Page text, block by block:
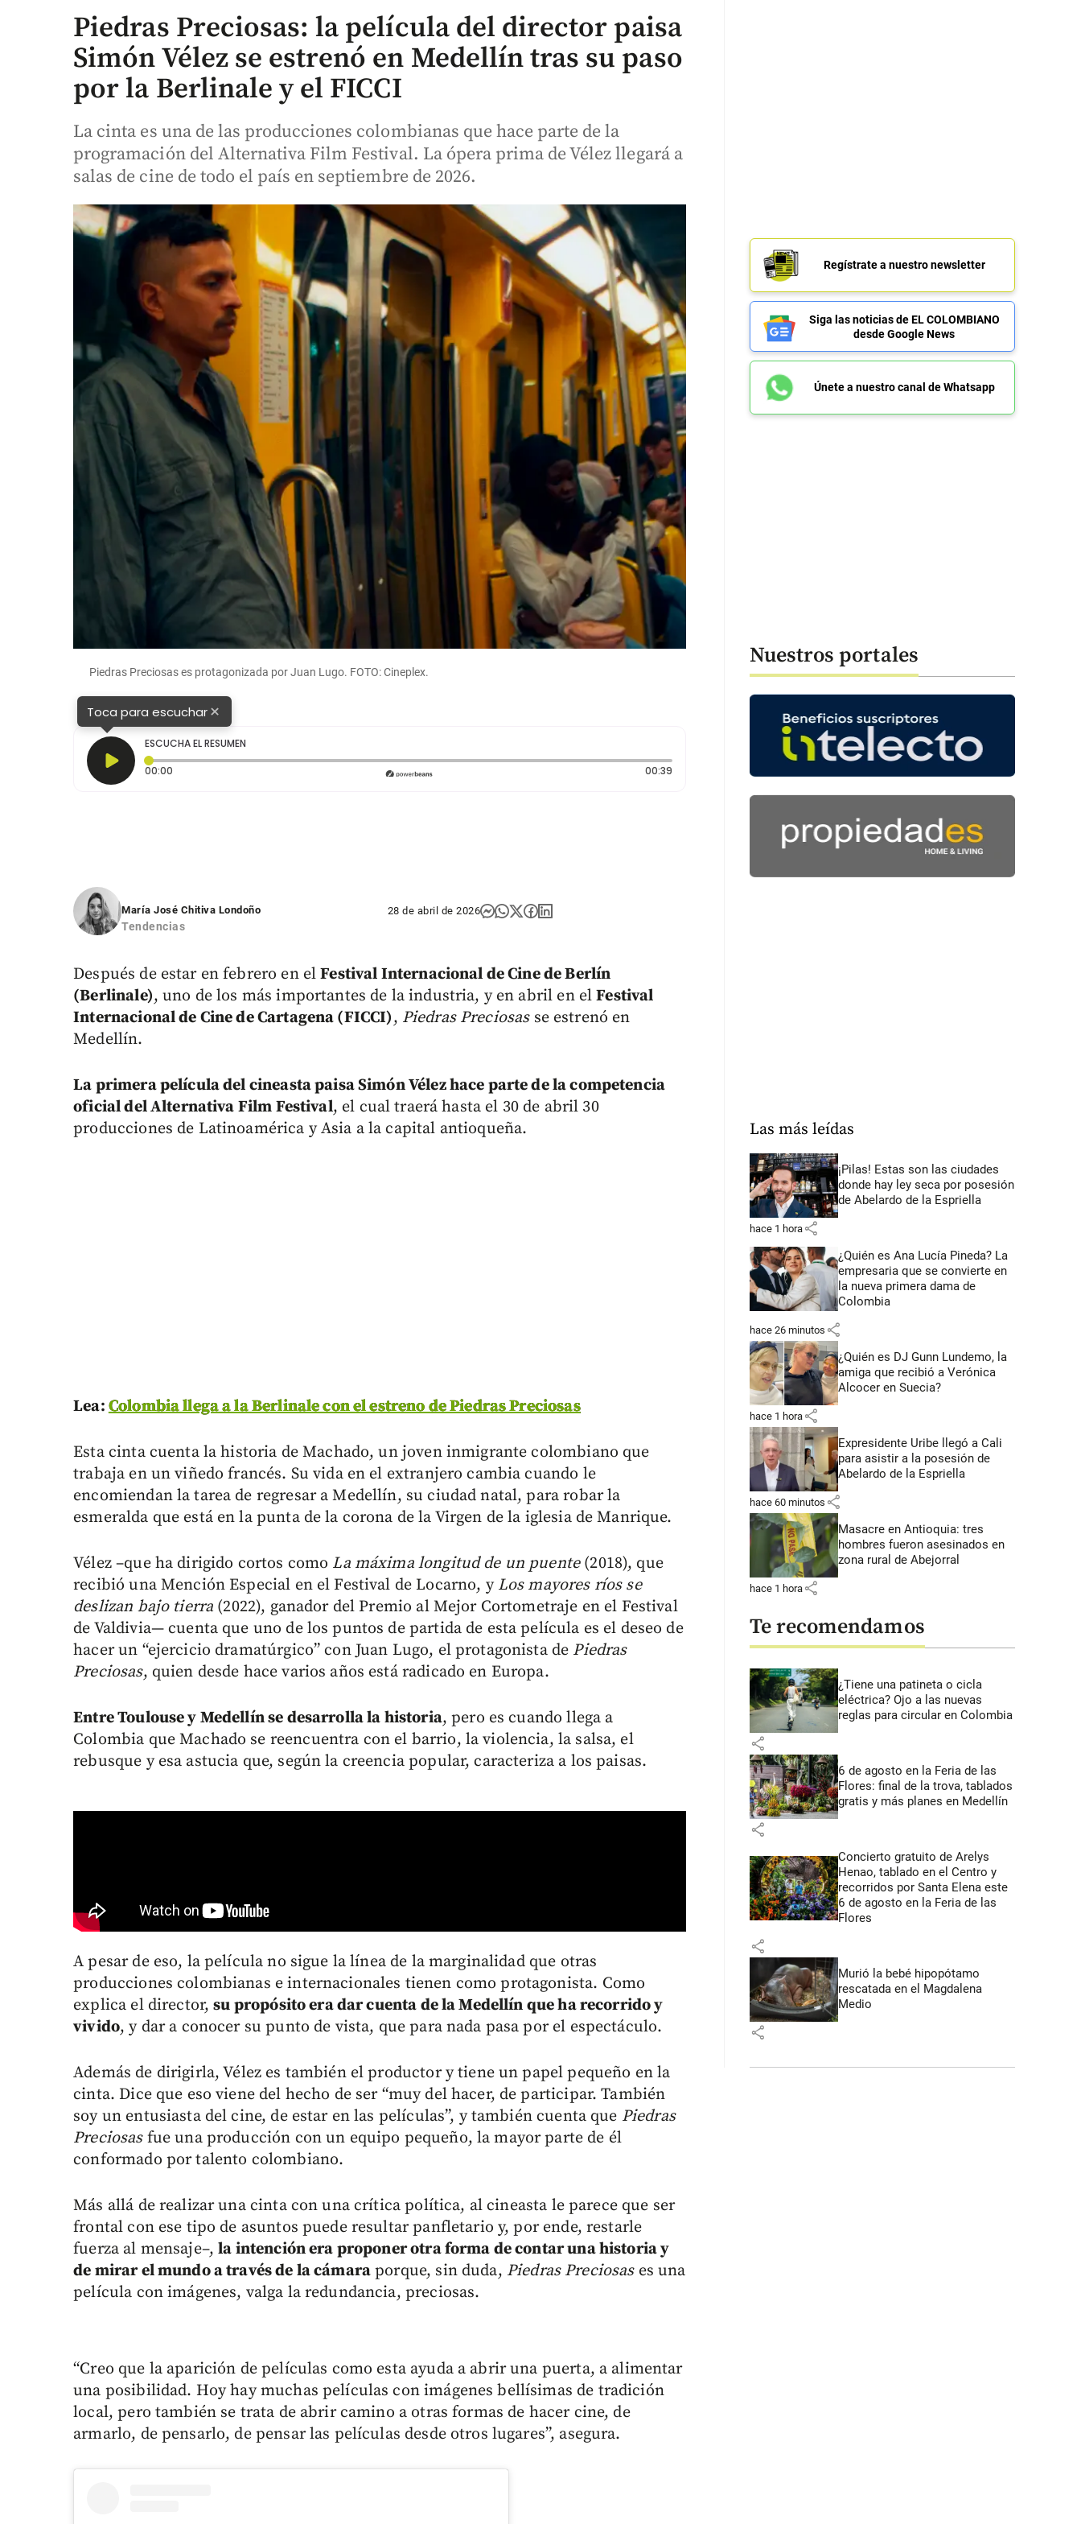
Piedras Preciosas: la película del director paisa
Simón Vélez se estrenó en Medellín tras su paso
por la Berlinale y el FICCI
La cinta es una de las producciones colombianas que hace parte de la
programación del Alternativa Film Festival. La ópera prima de Vélez llegará a
salas de cine de todo el país en septiembre de 2026.
Piedras Preciosas es protagonizada por Juan Lugo. FOTO: Cineplex.
Toca para escuchar×
ESCUCHA EL RESUMEN
00:00
00:39Duración: 39 segundos
María José Chitiva Londoño
Tendencias
28 de abril de 2026
Después de estar en febrero en elFestival Internacional de Cine de Berlín
(Berlinale), uno de los más importantes de la industria, y en abril en elFestival
Internacional de Cine de Cartagena (FICCI), Piedras Preciosasse estrenó en
Medellín.
La primera película del cineasta paisa Simón Vélez hace parte de la competencia
oficial del Alternativa Film Festival, el cual traerá hasta el 30 de abril 30
producciones de Latinoamérica y Asia a la capital antioqueña.
Lea:Colombia llega a la Berlinale con el estreno de Piedras Preciosas
Esta cinta cuenta la historia de Machado, un joven inmigrante colombiano que
trabaja en un viñedo francés. Su vida en el extranjero cambia cuando le
encomiendan la tarea de regresar a Medellín, su ciudad natal, para robar la
esmeralda que está en la punta de la corona de la Virgen de la iglesia de Manrique.
Vélez –que ha dirigido cortos como La máxima longitud de un puente(2018), que
recibió una Mención Especial en el Festival de Locarno, y Los mayores ríos se
deslizan bajo tierra (2022), ganador del Premio al Mejor Cortometraje en el Festival
de Valdivia— cuenta que uno de los puntos de partida de esta película es el deseo de
hacer un “ejercicio dramatúrgico” con Juan Lugo, el protagonista de Piedras
Preciosas, quien desde hace varios años está radicado en Europa.
Entre Toulouse y Medellín se desarrolla la historia, pero es cuando llega a
Colombia que Machado se reencuentra con el barrio, la violencia, la salsa, el
rebusque y esa astucia que, según la creencia popular, caracteriza a los paisas.
A pesar de eso, la película no sigue la línea de la marginalidad que otras
producciones colombianas e internacionales tienen como protagonista. Como
explica el director,su propósito era dar cuenta de la Medellín que ha recorrido y
vivido, y dar a conocer su punto de vista, que para nada pasa por el espectáculo.
Además de dirigirla, Vélez es también el productor y tiene un papel pequeño en la
cinta. Dice que eso viene del hecho de ser “muy del hacer, de participar. También
soy un entusiasta del cine, de estar en las películas”, y también cuenta que Piedras
Preciosasfue una producción con un equipo pequeño, la mayor parte de él
conformado por talento colombiano.
Más allá de realizar una cinta con una crítica política, al cineasta le parece que ser
frontal con ese tipo de asuntos puede resultar panfletario y, por ende, restarle
fuerza al mensaje–,la intención era proponer otra forma de contar una historia y
de mirar el mundo a través de la cámara porque, sin duda, Piedras Preciosases una
película con imágenes, valga la redundancia, preciosas.
“Creo que la aparición de películas como esta ayuda a abrir una puerta, a alimentar
una posibilidad. Hoy hay muchas películas con imágenes bellísimas de tradición
local, pero también se trata de abrir camino a otras formas de hacer cine, de
armarlo, de pensarlo, de pensar las películas desde otros lugares”, asegura.
Regístrate a nuestro newsletter
Siga las noticias de EL COLOMBIANO
desde Google News
Únete a nuestro canal de Whatsapp
Nuestros portales
Las más leídas
¡Pilas! Estas son las ciudades
donde hay ley seca por posesión
de Abelardo de la Espriella
hace 1 hora share
¿Quién es Ana Lucía Pineda? La
empresaria que se convierte en
la nueva primera dama de
Colombia
hace 26 minutos share
¿Quién es DJ Gunn Lundemo, la
amiga que recibió a Verónica
Alcocer en Suecia?
hace 1 hora share
Expresidente Uribe llegó a Cali
para asistir a la posesión de
Abelardo de la Espriella
hace 60 minutos share
Masacre en Antioquia: tres
hombres fueron asesinados en
zona rural de Abejorral
hace 1 hora share
Te recomendamos
¿Tiene una patineta o cicla
eléctrica? Ojo a las nuevas
reglas para circular en Colombia
share
6 de agosto en la Feria de las
Flores: final de la trova, tablados
gratis y más planes en Medellín
share
Concierto gratuito de Arelys
Henao, tablado en el Centro y
recorridos por Santa Elena este
6 de agosto en la Feria de las
Flores
share
Murió la bebé hipopótamo
rescatada en el Magdalena
Medio
share